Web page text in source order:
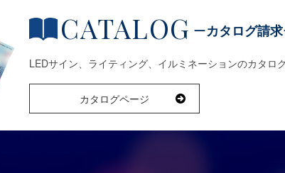
CATALOG カタログ請求
LEDサイン、ライティング、イルミネーションのカタロ
カタログページ